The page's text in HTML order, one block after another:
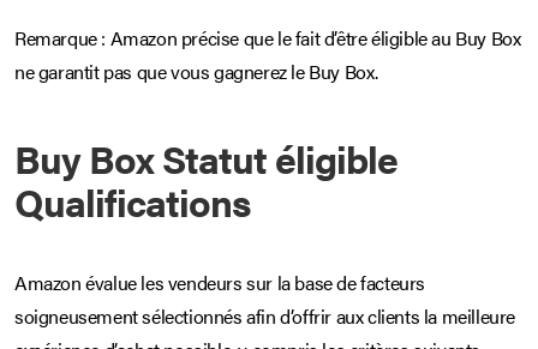
Remarque : Amazon précise que le fait d’être éligible au Buy Box
ne garantit pas que vous gagnerez le Buy Box.
Buy Box Statut éligible
Qualifications
Amazon évalue les vendeurs sur la base de facteurs
soigneusement sélectionnés afin d’offrir aux clients la meilleure